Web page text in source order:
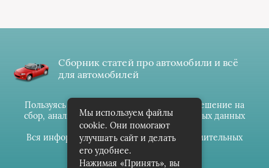
Сборник статей про автомобили и всё
для автомобилей
Пользуясь данным ресурсом вы даёте разрешение на
сбор, анализ и хранение своих персональных данных
согласноПравилам
Вся информация предоставлена в ознакомительных
целях.
Мы используем файлы
cookie. Они помогают
улучшать сайт и делать
его удобнее.
Нажимая «Принять», вы